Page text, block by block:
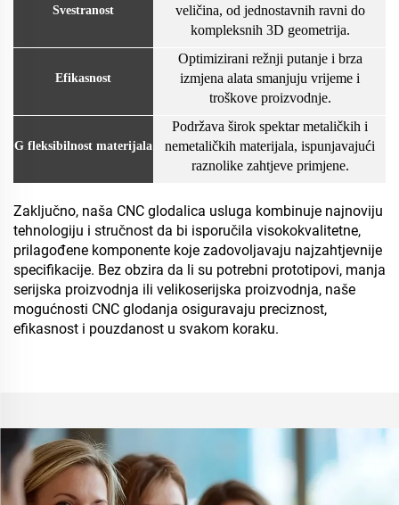
Svestranost
veličina, od jednostavnih ravni do
kompleksnih 3D geometrija.
Efikasnost
Optimizirani režnji putanje i brza
izmjena alata smanjuju vrijeme i
troškove proizvodnje.
G fleksibilnost materijala
Podržava širok spektar metaličkih i
nemetaličkih materijala, ispunjavajući
raznolike zahtjeve primjene.
Zaključno, naša CNC glodalica usluga kombinuje najnoviju
tehnologiju i stručnost da bi isporučila visokokvalitetne,
prilagođene komponente koje zadovoljavaju najzahtjevnije
specifikacije. Bez obzira da li su potrebni prototipovi, manja
serijska proizvodnja ili velikoserijska proizvodnja, naše
mogućnosti CNC glodanja osiguravaju preciznost,
efikasnost i pouzdanost u svakom koraku.